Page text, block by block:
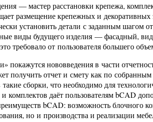
— мастер расстановки крепежа,
размещение крепежных и
установить детали с заданным шагом
виды будущего изделия — фасадный,
требовало от пользователя большего
покажутся нововведения в части
получить отчет и смету как по
сборки, что необходимо для
комплектов даёт пользователям bCAD
bCAD: возможность блочного
но и производства и реализации